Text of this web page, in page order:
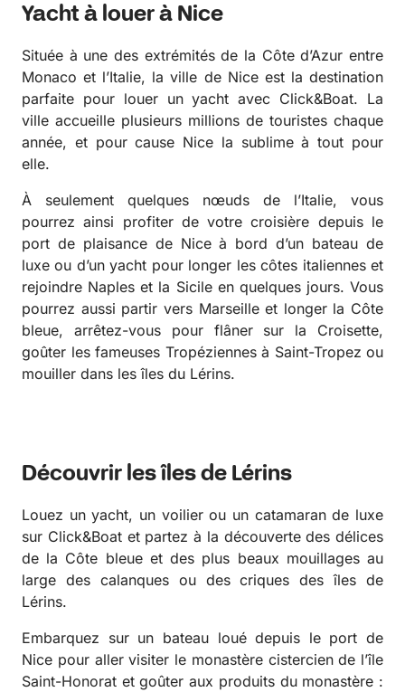
Yacht à louer à Nice
Située à une des extrémités de la Côte d’Azur entre
Monaco et l’Italie, la ville de Nice est la destination
parfaite pour louer un yacht avec Click&Boat. La
ville accueille plusieurs millions de touristes chaque
année, et pour cause Nice la sublime à tout pour
elle.
À seulement quelques nœuds de l’Italie, vous
pourrez ainsi profiter de votre croisière depuis le
port de plaisance de Nice à bord d’un bateau de
luxe ou d’un yacht pour longer les côtes italiennes et
rejoindre Naples et la Sicile en quelques jours. Vous
pourrez aussi partir vers Marseille et longer la Côte
bleue, arrêtez-vous pour flâner sur la Croisette,
goûter les fameuses Tropéziennes à Saint-Tropez ou
mouiller dans les îles du Lérins.
Découvrir les îles de Lérins
Louez un yacht, un voilier ou un catamaran de luxe
sur Click&Boat et partez à la découverte des délices
de la Côte bleue et des plus beaux mouillages au
large des calanques ou des criques des îles de
Lérins.
Embarquez sur un bateau loué depuis le port de
Nice pour aller visiter le monastère cistercien de l’île
Saint-Honorat et goûter aux produits du monastère :